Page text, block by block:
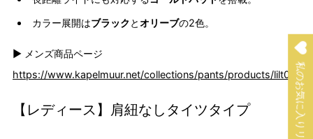
カラー展開はブラックとオリーブの2色。
▶︎ メンズ商品ページ
https://www.kapelmuur.net/collections/pants/products/lilt062
【レディース】肩紐なしタイツタイプ 私のお気に入りリスト